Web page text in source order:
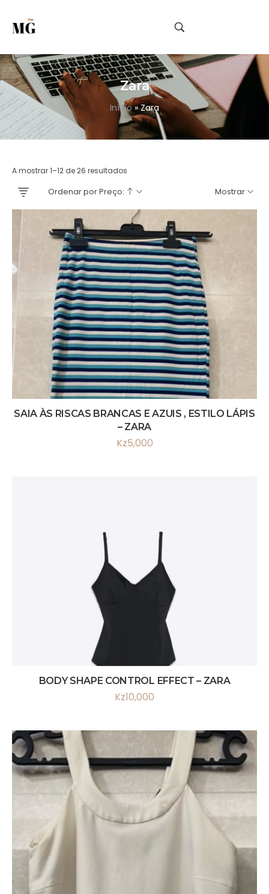
Zara
Início»Zara
A mostrar 1–12 de 26 resultados
Mostrar
Ordenar por Preço:
SAIA ÀS RISCAS BRANCAS E AZUIS , ESTILO LÁPIS
– ZARA
Kz5,000
BODY SHAPE CONTROL EFFECT – ZARA
Kz10,000